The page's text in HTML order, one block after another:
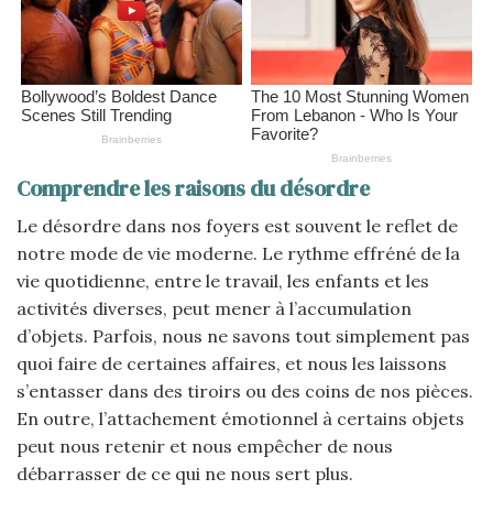
Comprendre les raisons du désordre
Le désordre dans nos foyers est souvent le reflet de
notre mode de vie moderne. Le rythme effréné de la
vie quotidienne, entre le travail, les enfants et les
activités diverses, peut mener à l’accumulation
d’objets. Parfois, nous ne savons tout simplement pas
quoi faire de certaines affaires, et nous les laissons
s’entasser dans des tiroirs ou des coins de nos pièces.
En outre, l’attachement émotionnel à certains objets
peut nous retenir et nous empêcher de nous
débarrasser de ce qui ne nous sert plus.